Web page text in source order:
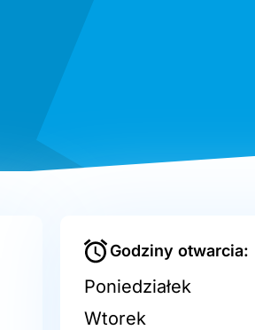
Godziny otwarcia:
Poniedziałek
Wtorek